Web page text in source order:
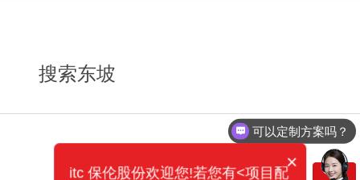
搜索东坡
可以定制方案吗？
×
itc 保伦股份欢迎您!若您有<项目配